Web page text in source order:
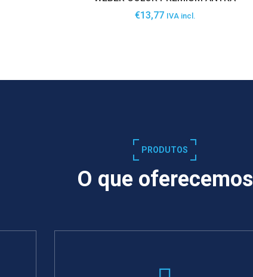
€13,77 IVA incl.
PRODUTOS
O que oferecemos